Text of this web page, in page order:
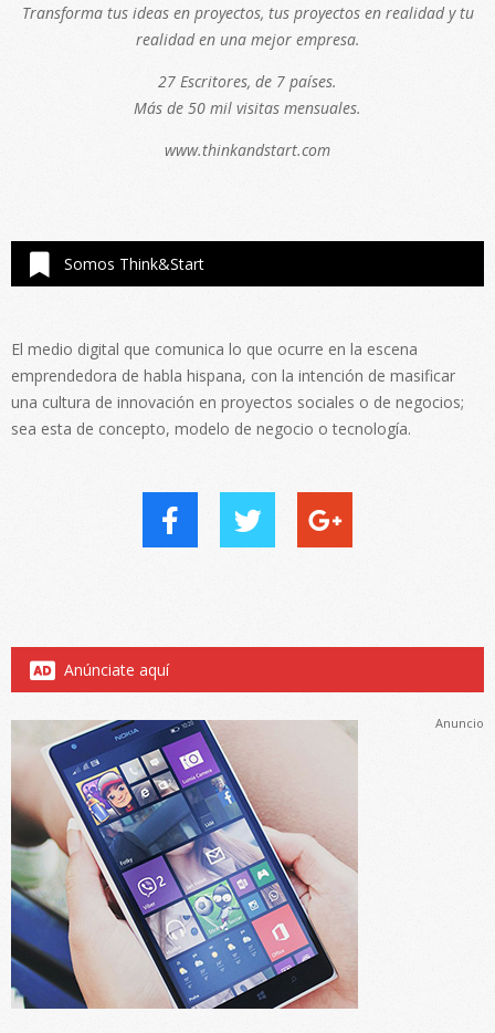
Transforma tus ideas en proyectos, tus proyectos en realidad y tu
realidad en una mejor empresa.
27 Escritores, de 7 países.
Más de 50 mil visitas mensuales.
www.thinkandstart.com
Somos Think&Start
El medio digital que comunica lo que ocurre en la escena
emprendedora de habla hispana, con la intención de masificar
una cultura de innovación en proyectos sociales o de negocios;
sea esta de concepto, modelo de negocio o tecnología.
Anúnciate aquí
Anuncio